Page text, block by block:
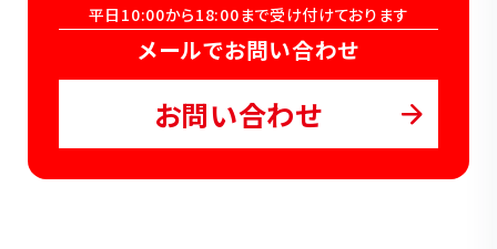
平日10:00から18:00まで受け付けております
メールでお問い合わせ
お問い合わせ